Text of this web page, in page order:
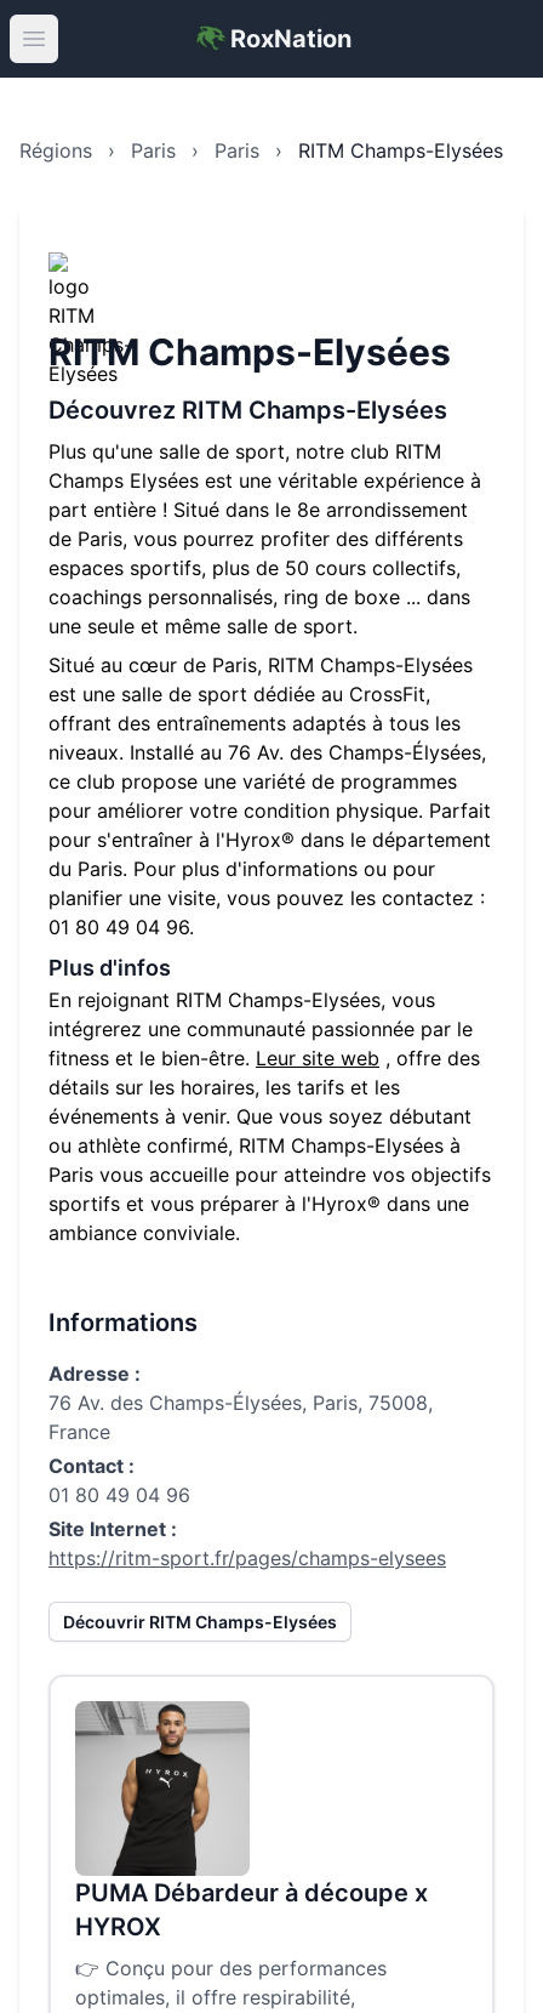
Open main menu RoxNation
Régions › Paris › Paris › RITM Champs-Elysées
RITM Champs-Elysées
Découvrez RITM Champs-Elysées
Plus qu'une salle de sport, notre club RITM
Champs Elysées est une véritable expérience à
part entière ! Situé dans le 8e arrondissement
de Paris, vous pourrez profiter des différents
espaces sportifs, plus de 50 cours collectifs,
coachings personnalisés, ring de boxe ... dans
une seule et même salle de sport.
Situé au cœur de Paris, RITM Champs-Elysées
est une salle de sport dédiée au CrossFit,
offrant des entraînements adaptés à tous les
niveaux. Installé au 76 Av. des Champs-Élysées,
ce club propose une variété de programmes
pour améliorer votre condition physique. Parfait
pour s'entraîner à l'Hyrox® dans le département
du Paris. Pour plus d'informations ou pour
planifier une visite, vous pouvez les contactez :
01 80 49 04 96.
Plus d'infos
En rejoignant RITM Champs-Elysées, vous
intégrerez une communauté passionnée par le
fitness et le bien-être. Leur site web , offre des
détails sur les horaires, les tarifs et les
événements à venir. Que vous soyez débutant
ou athlète confirmé, RITM Champs-Elysées à
Paris vous accueille pour atteindre vos objectifs
sportifs et vous préparer à l'Hyrox® dans une
ambiance conviviale.
Informations
Adresse :
76 Av. des Champs-Élysées, Paris, 75008,
France
Contact :
01 80 49 04 96
Site Internet :
https://ritm-sport.fr/pages/champs-elysees
Découvrir RITM Champs-Elysées
PUMA Débardeur à découpe x
HYROX
👉 Conçu pour des performances
optimales, il offre respirabilité,